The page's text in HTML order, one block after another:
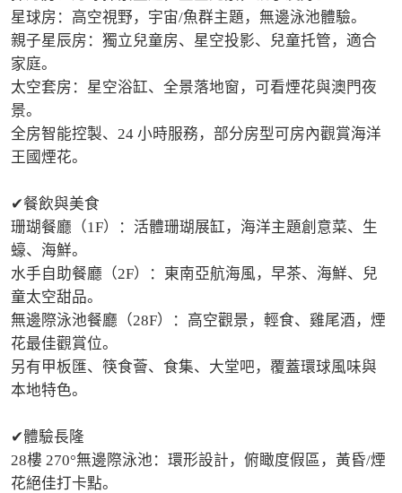
星球房：高空視野，宇宙/魚群主題，無邊泳池體驗。
親子星辰房：獨立兒童房、星空投影、兒童托管，適合
家庭。
太空套房：星空浴缸、全景落地窗，可看煙花與澳門夜
景。
全房智能控製、24 小時服務，部分房型可房內觀賞海洋
王國煙花。
✔餐飲與美食
珊瑚餐廳（1F）：活體珊瑚展缸，海洋主題創意菜、生
蠔、海鮮。
水手自助餐廳（2F）：東南亞航海風，早茶、海鮮、兒
童太空甜品。
無邊際泳池餐廳（28F）：高空觀景，輕食、雞尾酒，煙
花最佳觀賞位。
另有甲板匯、筷食薈、食集、大堂吧，覆蓋環球風味與
本地特色。
✔體驗長隆
28樓 270°無邊際泳池：環形設計，俯瞰度假區，黃昏/煙
花絕佳打卡點。